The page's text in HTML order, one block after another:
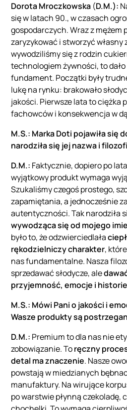
Dorota Mroczkowska (D.M.):
się w latach 90., w czasach
gospodarczych. Wraz z mężem
zaryzykować i stworzyć własny
wywodziliśmy się z rodzin
technologiem żywności, to
fundament. Początki były
lukę na rynku: brakowało
jakości. Pierwsze lata to ciężka
fachowców i konsekwencja w
M.S.: Marka Doti pojawiła się
narodziła się jej nazwa i
D.M.: Faktycznie, dopiero po
wyjątkowy produkt wymaga
Szukaliśmy czegoś prostego,
zapamiętania, a jednocześnie
autentyczności. Tak narodziła
wywodząca się od mojego
było to, że odzwierciedlała
rękodzielniczy charakter,
nas fundamentalne. Nasza
sprzedawać słodycze, ale
przyjemność, emocje i
M.S.: Mówi Pani o jakości i
Wasze produkty są
D.M.: Premium to dla nas nie
zobowiązanie. Toręczny
detal ma znaczenie. Nasze
powstają w miedzianych
manufaktury. Na wirujące
po warstwie płynną czekoladę,